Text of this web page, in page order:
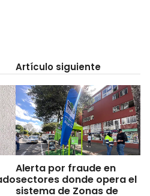
Artículo siguiente
Alerta por fraude en
sectores donde opera el
sistema de Zonas de